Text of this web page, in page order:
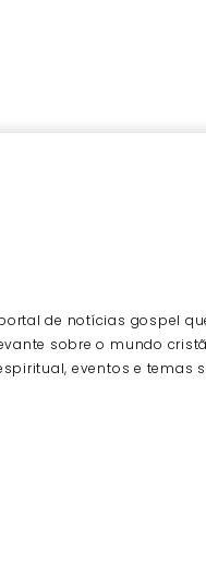
de notícias gospel
sobre o mundo
eventos e temas